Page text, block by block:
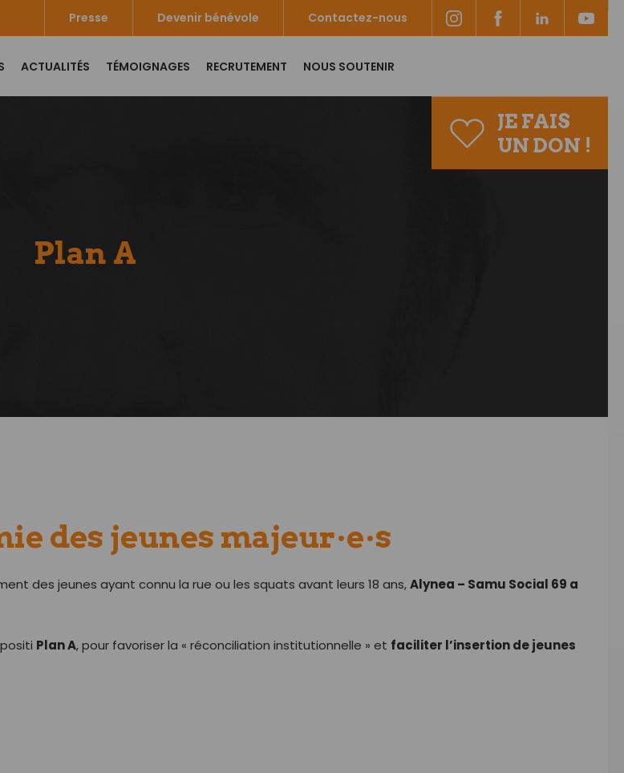
JE FAIS
UN DON !
Presse Devenir bénévole Contactez-nous
ACTUALITÉS TÉMOIGNAGES RECRUTEMENT NOUS SOUTENIR
Plan A
des jeunes majeur·e·s
des jeunes ayant connu la rue ou les squats avant leurs 18 ans,Alynea – Samu Social 69 a
Plan A, pour favoriser la « réconciliation institutionnelle » et faciliter l’insertion de jeunes